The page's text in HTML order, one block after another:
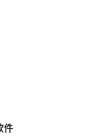
件